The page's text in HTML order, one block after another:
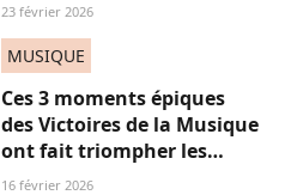
(forcément) réagir
23 février 2026
MUSIQUE
Ces 3 moments épiques
des Victoires de la Musique
ont fait triompher les
femmes, mais surtout le
16 février 2026